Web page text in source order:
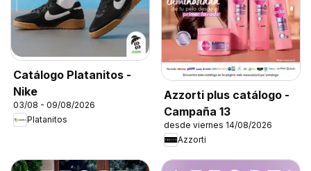
Catálogo Platanitos -
Nike
03/08 - 09/08/2026
Platanitos
Azzorti plus catálogo -
Campaña 13
desde viernes 14/08/2026
Azzorti